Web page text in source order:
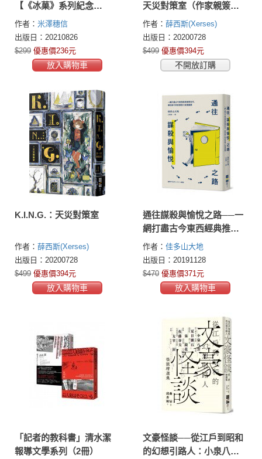
【《冰菓》系列紀念
MOOK‧收錄全新短篇小
說】
作者： 米澤穗信
出版日：20210826
$299 優惠價236元
放入購物車
天災對策室（作家親簽扉
頁版）
作者： 薛西斯(Xerses)
出版日：20200728
$499 優惠價394元
不開放訂購
K.I.N.G.：天災對策室
作者： 薛西斯(Xerses)
出版日：20200728
$499 優惠價394元
放入購物車
通往謀殺與愉悅之路──一
網打盡古今東西經典推理
名作，學校修不到的推理
小說通識課
作者： 佳多山大地
出版日：20191128
$470 優惠價371元
放入購物車
「記者的教科書」清水潔
報導文學系列（2冊）
文豪怪談──從江戶到昭和
的幻想引路人：小泉八